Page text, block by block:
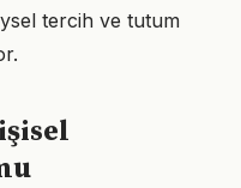
tercih ve tutum